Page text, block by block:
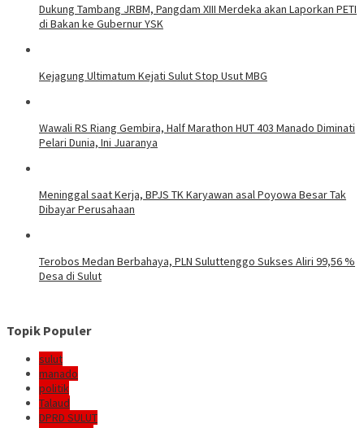
Dukung Tambang JRBM, Pangdam XIII Merdeka akan Laporkan PETI
di Bakan ke Gubernur YSK
Kejagung Ultimatum Kejati Sulut Stop Usut MBG
Wawali RS Riang Gembira, Half Marathon HUT 403 Manado Diminati
Pelari Dunia, Ini Juaranya
Meninggal saat Kerja, BPJS TK Karyawan asal Poyowa Besar Tak
Dibayar Perusahaan
Terobos Medan Berbahaya, PLN Suluttenggo Sukses Aliri 99,56 %
Desa di Sulut
Topik Populer
sulut
manado
politik
Talaud
DPRD SULUT